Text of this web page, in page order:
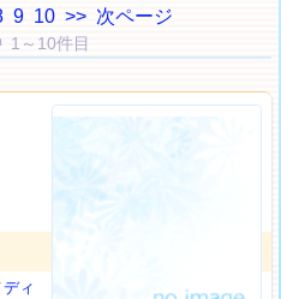
9 10 >> 次ページ
1～10件目
ィ